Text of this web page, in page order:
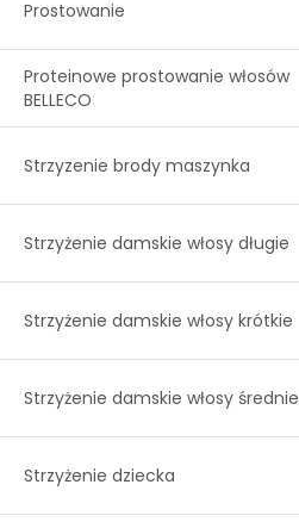
Prostowanie
Proteinowe prostowanie włosów
BELLECO
Strzyzenie brody maszynka
Strzyżenie damskie włosy długie
Strzyżenie damskie włosy krótkie
Strzyżenie damskie włosy średnie
Strzyżenie dziecka